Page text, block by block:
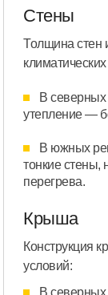
Стены
Толщина стен
В
утепление —
В южных
тонкие стены,
перегрева.
Крыша
Конструкция
условий:
В северных